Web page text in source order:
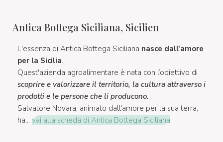
Antica Bottega Siciliana, Sicilien
L'essenza di Antica Bottega Siciliana nasce dall'amore
per la Sicilia.
Quest'azienda agroalimentare è nata con l’obiettivo di
scoprire e valorizzare il territorio, la cultura attraverso i
prodotti e le persone che li producono.
Salvatore Novara, animato dall'amore per la sua terra,
ha... vai alla scheda di Antica Bottega Siciliana.